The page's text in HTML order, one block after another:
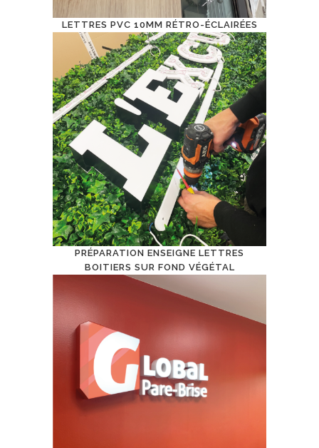
LETTRES PVC 10MM RÉTRO-ÉCLAIRÉES
PRÉPARATION ENSEIGNE LETTRES
BOITIERS SUR FOND VÉGÉTAL